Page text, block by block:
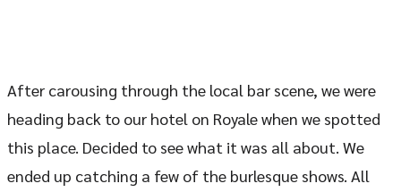
After carousing through the local bar scene, we were
heading back to our hotel on Royale when we spotted
this place. Decided to see what it was all about. We
ended up catching a few of the burlesque shows. All